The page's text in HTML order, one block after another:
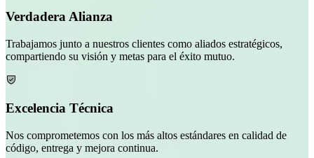
Verdadera Alianza
Trabajamos junto a nuestros clientes como aliados estratégicos,
compartiendo su visión y metas para el éxito mutuo.
Excelencia Técnica
Nos comprometemos con los más altos estándares en calidad de
código, entrega y mejora continua.